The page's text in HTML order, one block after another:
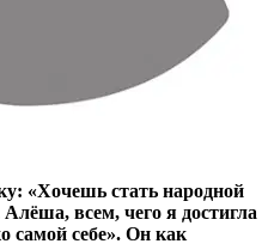
«Хочешь стать народной
всем, чего я достигла
самой себе». Он как